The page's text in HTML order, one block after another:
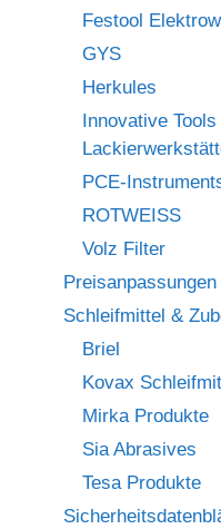
Festool
GYS
Herkules
Innovative
PCE-
ROTWEISS
Volz Filter
Preisanpassungen
Schleifmittel &
Briel
Kovax
Mirka Produkte
Sia Abrasives
Tesa Produkte